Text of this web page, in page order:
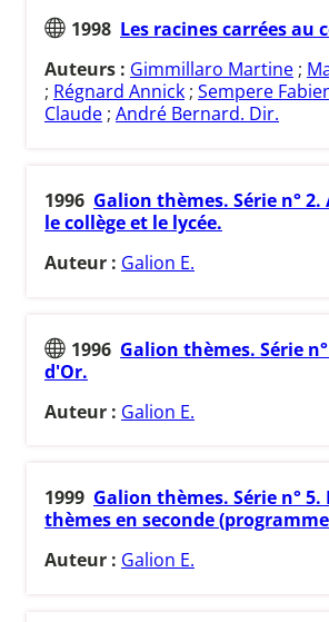
1998 Les racines carrées au
Auteurs : Gimmillaro Martine ;
; Régnard Annick ; Sempere
Claude ; André Bernard. Dir.
1996 Galion thèmes. Série n°
le collège et le lycée.
Auteur : Galion E.
1996 Galion thèmes. Série
d'Or.
Auteur : Galion E.
1999 Galion thèmes. Série n° 5.
thèmes en seconde (programme
Auteur : Galion E.